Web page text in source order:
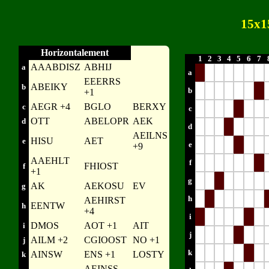
Horizontalement
a AAABDISZ ABHIJ
b ABEIKY
EEERRS
+1
c AEGR +4 BGLO BERXY
d OTT ABELOPR AEK
e HISU AET
AEILNS
+9
f
AAEHLT
+1
FHIOST
g AK AEKOSU EV
h EENTW
AEHIRST
+4
i DMOS AOT +1 AIT
j AILM +2 CGIOOST NO +1
k AINSW ENS +1 LOSTY
1 2 3 4 5 6 7
a
b
c
d
e
f
g
h
i
j
k